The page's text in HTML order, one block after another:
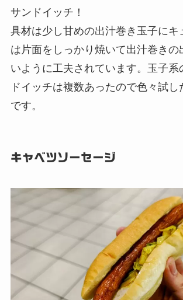
サンドイッチ！
具材は少し甘めの出汁巻き玉子にキ
は片面をしっかり焼いて出汁巻きの
いように工夫されています。玉子系
ドイッチは複数あったので色々試し
です。
キャベツソーセージ